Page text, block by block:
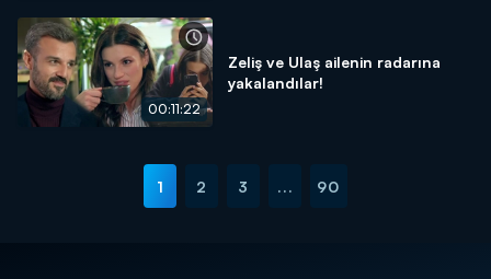
00:11:22
Zeliş ve Ulaş ailenin radarına
yakalandılar!
1 2 3 ... 90